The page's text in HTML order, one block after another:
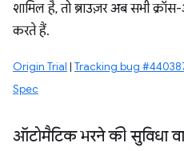
शामिल है, तो ब्राउज़र अब सभी
करते हैं.
Origin Trial | Tracking bug
Spec
ऑटोमैटिक भरने की सुविधा